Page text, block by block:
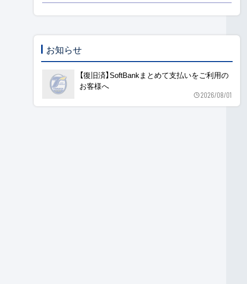
お知らせ
【復旧済】SoftBankまとめて支払いをご利用の
お客様へ
2026/08/01